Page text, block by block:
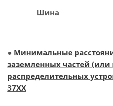
Шина
● Минимальные
заземленных частей
распределительных
37ХХ